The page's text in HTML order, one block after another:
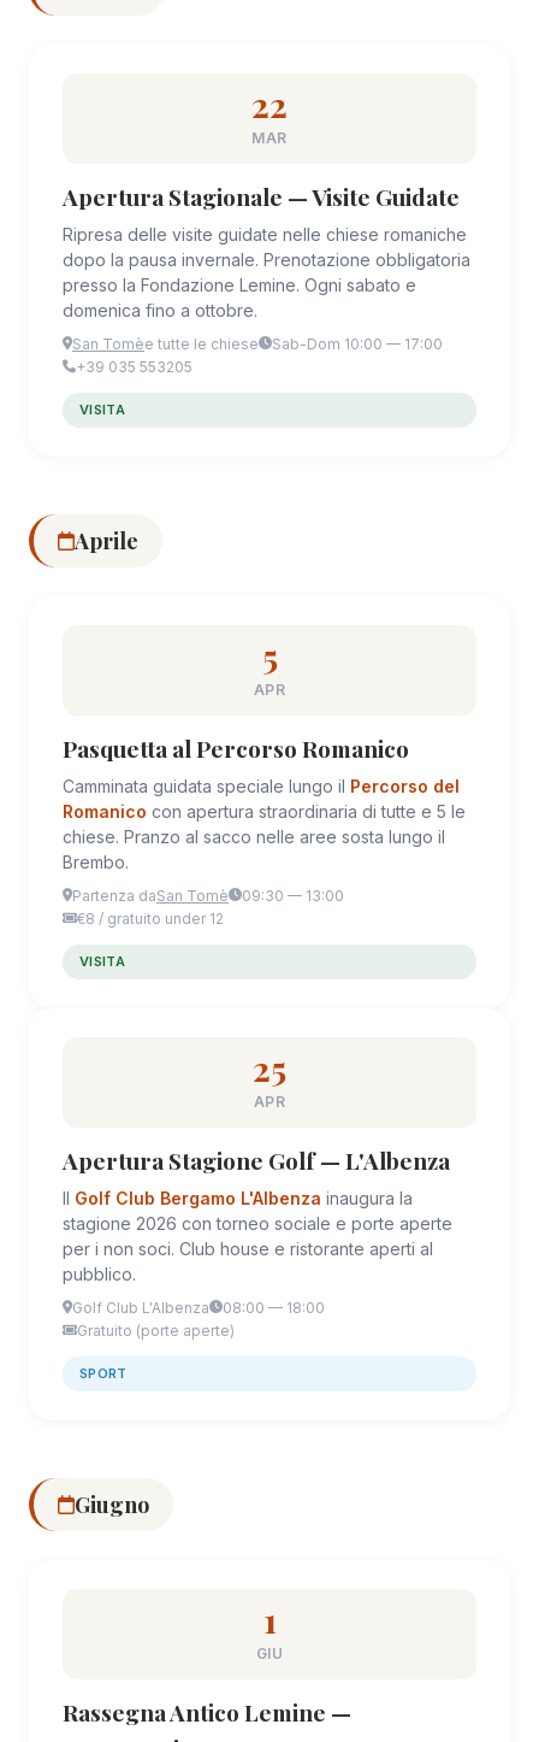
22
MAR
Apertura Stagionale — Visite Guidate
Ripresa delle visite guidate nelle chiese romaniche
dopo la pausa invernale. Prenotazione obbligatoria
presso la Fondazione Lemine. Ogni sabato e
domenica fino a ottobre.
San Tomèe tutte le chiese
Sab-Dom 10:00 — 17:00
+39 035 553205
VISITA
Aprile
5
APR
Pasquetta al Percorso Romanico
Camminata guidata speciale lungo il Percorso del
Romanico con apertura straordinaria di tutte e 5 le
chiese. Pranzo al sacco nelle aree sosta lungo il
Brembo.
Partenza daSan Tomè
09:30 — 13:00
€8 / gratuito under 12
VISITA
25
APR
Apertura Stagione Golf — L'Albenza
Il Golf Club Bergamo L'Albenza inaugura la
stagione 2026 con torneo sociale e porte aperte
per i non soci. Club house e ristorante aperti al
pubblico.
Golf Club L'Albenza
08:00 — 18:00
Gratuito (porte aperte)
SPORT
Giugno
1
GIU
Rassegna Antico Lemine —